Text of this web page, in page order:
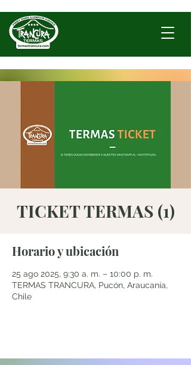
TICKET TERMAS (1)
Horario y ubicación
25 ago 2025, 9:30 a. m. – 10:00 p. m.
TERMAS TRANCURA, Pucón, Araucanía,
Chile